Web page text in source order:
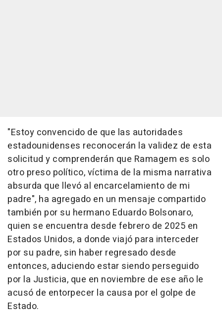
"Estoy convencido de que las autoridades
estadounidenses reconocerán la validez de esta
solicitud y comprenderán que Ramagem es solo
otro preso político, víctima de la misma narrativa
absurda que llevó al encarcelamiento de mi
padre", ha agregado en un mensaje compartido
también por su hermano Eduardo Bolsonaro,
quien se encuentra desde febrero de 2025 en
Estados Unidos, a donde viajó para interceder
por su padre, sin haber regresado desde
entonces, aduciendo estar siendo perseguido
por la Justicia, que en noviembre de ese año le
acusó de entorpecer la causa por el golpe de
Estado.